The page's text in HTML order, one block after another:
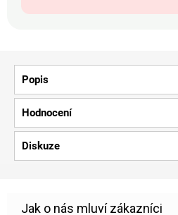
Popis
Hodnocení
Diskuze